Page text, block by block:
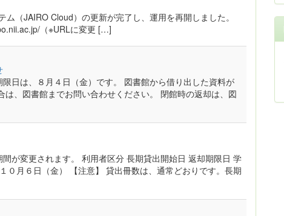
（JAIRO Cloud）の更新が完了し、運用を再開しました。
（※URLに変更 […]
日は、８月４日（金）です。 図書館から借り出した資料が
、図書館までお問い合わせください。 閉館時の返却は、図
が変更されます。 利用者区分 長期貸出開始日 返却期限日 学
０月６日（金） 【注意】 貸出冊数は、通常どおりです。長期